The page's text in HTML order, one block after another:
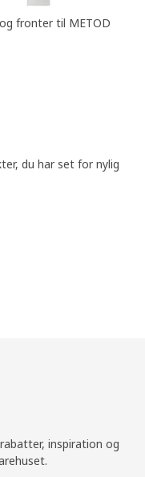
fronter til METOD
du har set for nylig
inspiration og